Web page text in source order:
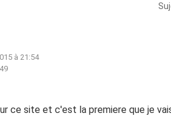
à 21:54
ce site et c'est la premiere que je